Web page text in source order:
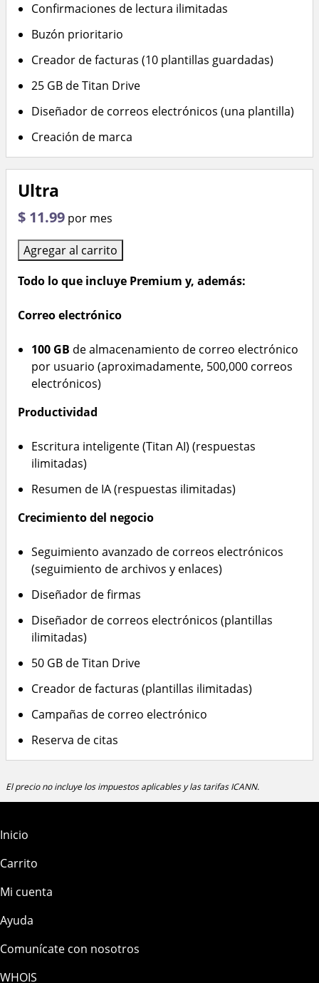
Confirmaciones de lectura ilimitadas
Buzón prioritario
Creador de facturas (10 plantillas guardadas)
25 GB de Titan Drive
Diseñador de correos electrónicos (una plantilla)
Creación de marca
Ultra
$ 11.99 por mes
Agregar al carrito
Todo lo que incluye Premium y, además:
Correo electrónico
100 GB de almacenamiento de correo electrónico
por usuario (aproximadamente, 500,000 correos
electrónicos)
Productividad
Escritura inteligente (Titan AI) (respuestas
ilimitadas)
Resumen de IA (respuestas ilimitadas)
Crecimiento del negocio
Seguimiento avanzado de correos electrónicos
(seguimiento de archivos y enlaces)
Diseñador de firmas
Diseñador de correos electrónicos (plantillas
ilimitadas)
50 GB de Titan Drive
Creador de facturas (plantillas ilimitadas)
Campañas de correo electrónico
Reserva de citas
El precio no incluye los impuestos aplicables y las tarifas ICANN.
Inicio
Carrito
Mi cuenta
Ayuda
Comunícate con nosotros
WHOIS